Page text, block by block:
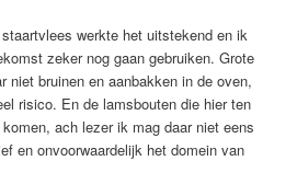
werkte het uitstekend en ik
zeker nog gaan gebruiken. Grote
niet bruinen en aanbakken in de oven,
risico. En de lamsbouten die hier ten
ach lezer ik mag daar niet eens
en onvoorwaardelijk het domein van